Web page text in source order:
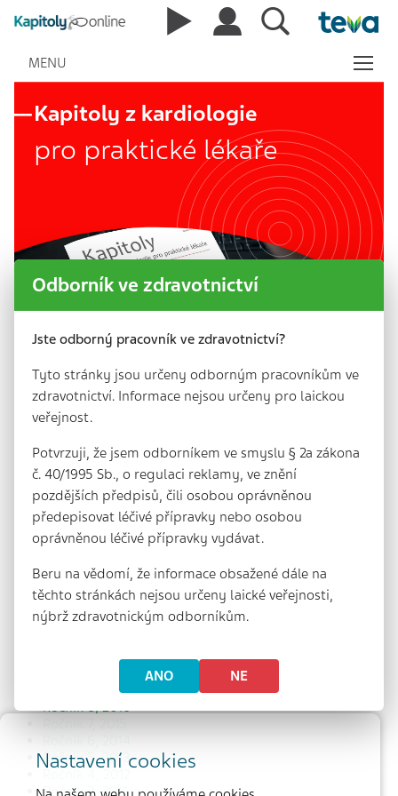
MENU
Kapitoly z kardiologie
pro praktické lékaře
ARCHIV
Ročníky:
Ročník 16, 2024
Ročník 15, 2023
Ročník 14, 2022
Ročník 13, 2021
Ročník 11, 2019
Ročník 9, 2017
Ročník 8, 2016
Ročník 7, 2015
Ročník 6, 2014
Ročník 5, 2013
Ročník 3, 2011
Nastavení cookies
Odborník ve zdravotnictví
Jste odborný pracovník ve zdravotnictví?
Tyto stránky jsou určeny odborným pracovníkům ve
zdravotnictví. Informace nejsou určeny pro laickou
veřejnost.
Potvrzuji, že jsem odborníkem ve smyslu § 2a zákona
č. 40/1995 Sb., o regulaci reklamy, ve znění
pozdějších předpisů, čili osobou oprávněnou
předepisovat léčivé přípravky nebo osobou
oprávněnou léčivé přípravky vydávat.
Beru na vědomí, že informace obsažené dále na
těchto stránkách nejsou určeny laické veřejnosti,
nýbrž zdravotnickým odborníkům.
ANO NE